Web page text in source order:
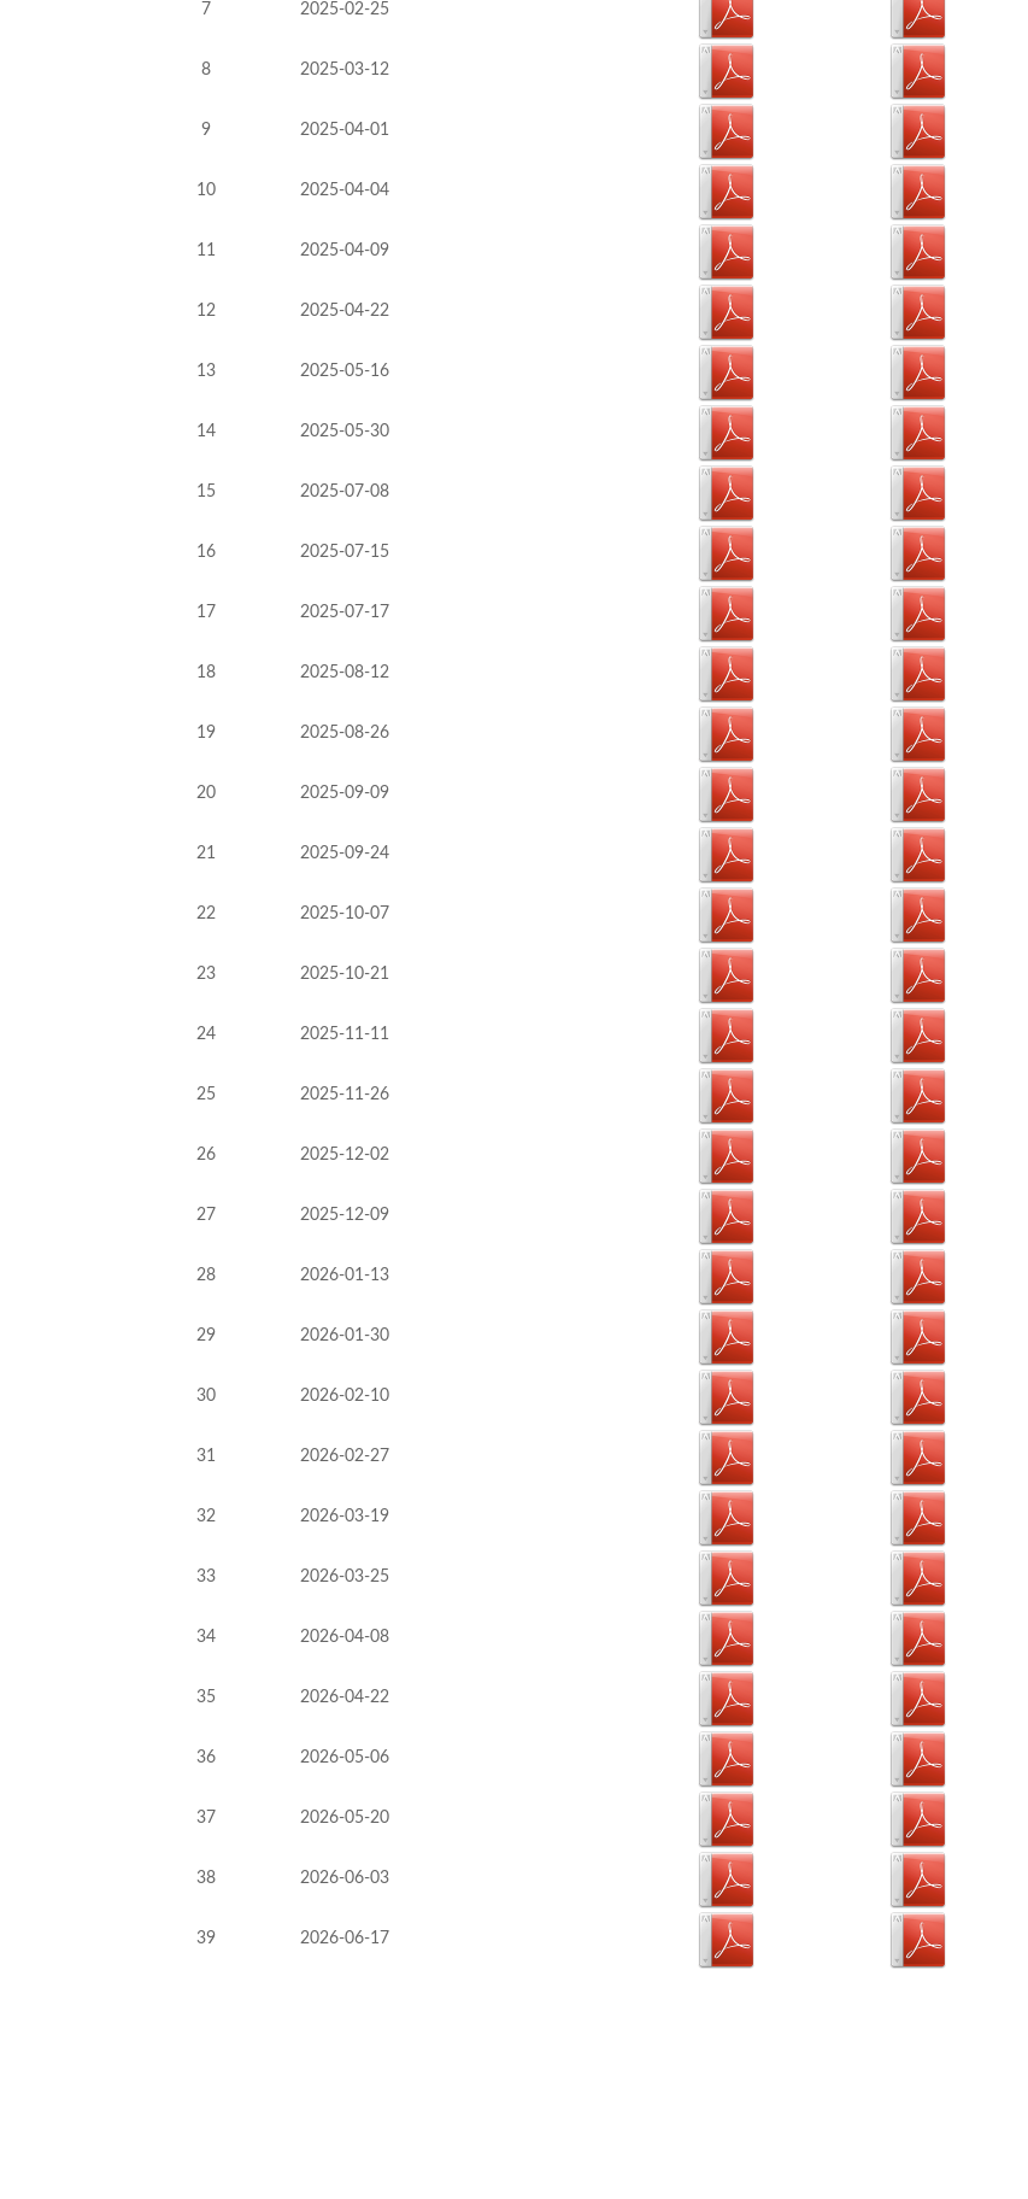
7 2025-02-25
8 2025-03-12
9 2025-04-01
10 2025-04-04
11 2025-04-09
12 2025-04-22
13 2025-05-16
14 2025-05-30
15 2025-07-08
16 2025-07-15
17 2025-07-17
18 2025-08-12
19 2025-08-26
20 2025-09-09
21 2025-09-24
22 2025-10-07
23 2025-10-21
24 2025-11-11
25 2025-11-26
26 2025-12-02
27 2025-12-09
28 2026-01-13
29 2026-01-30
30 2026-02-10
31 2026-02-27
32 2026-03-19
33 2026-03-25
34 2026-04-08
35 2026-04-22
36 2026-05-06
37 2026-05-20
38 2026-06-03
39 2026-06-17